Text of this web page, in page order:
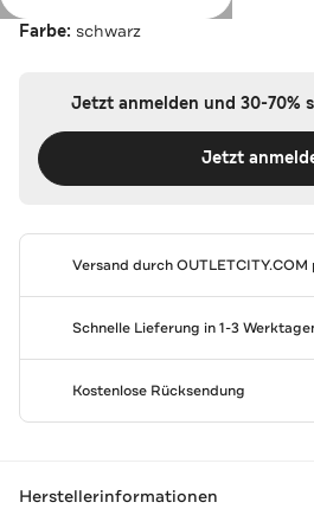
Farbe: schwarz
Jetzt anmelden und 30-70%
Jetzt
Versand durchOUTLETCITY.COM
Schnelle Lieferung in 1-3
Kostenlose Rücksendung
Herstellerinformationen